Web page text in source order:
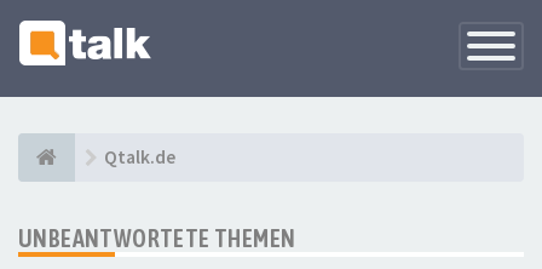
Qtalk.de
UNBEANTWORTETE THEMEN